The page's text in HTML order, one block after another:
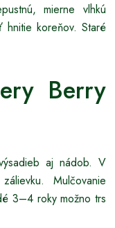
mierne vlhkú
koreňov. Staré
Berry
aj nádob. V
Mulčovanie
3–4 roky možno trs